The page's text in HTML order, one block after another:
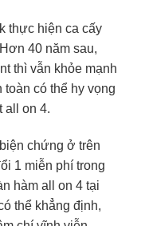
thực hiện ca cấy
40 năm sau,
thì vẫn khỏe mạnh
toàn có thể hy vọng
all on 4.
chứng ở trên
1 miễn phí trong
hàm all on 4 tại
thể khẳng định,